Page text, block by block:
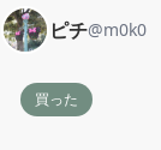
ピチ@m0k0
買った